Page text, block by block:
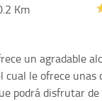
Km
un agradable
cual le ofrece unas
podrá disfrutar